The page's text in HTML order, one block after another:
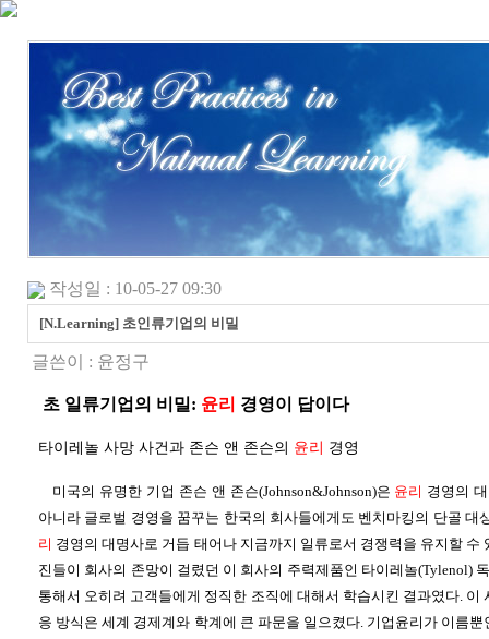
작성일 : 10-05-27 09:30
[N.Learning] 초인류기업의 비밀
글쓴이 : 윤정구
초 일류기업의 비밀: 윤리 경영이 답이다
타이레놀 사망 사건과 존슨 앤 존슨의 윤리 경영
미국의 유명한 기업 존슨 앤 존슨(Johnson&Johnson)은 윤리 경영의
아니라 글로벌 경영을 꿈꾸는 한국의 회사들에게도 벤치마킹의 단골 대
리 경영의 대명사로 거듭 태어나 지금까지 일류로서 경쟁력을 유지할 수
진들이 회사의 존망이 걸렸던 이 회사의 주력제품인 타이레놀(Tylenol)
통해서 오히려 고객들에게 정직한 조직에 대해서 학습시킨 결과였다. 이
응 방식은 세계 경제계와 학계에 큰 파문을 일으켰다. 기업윤리가 이름